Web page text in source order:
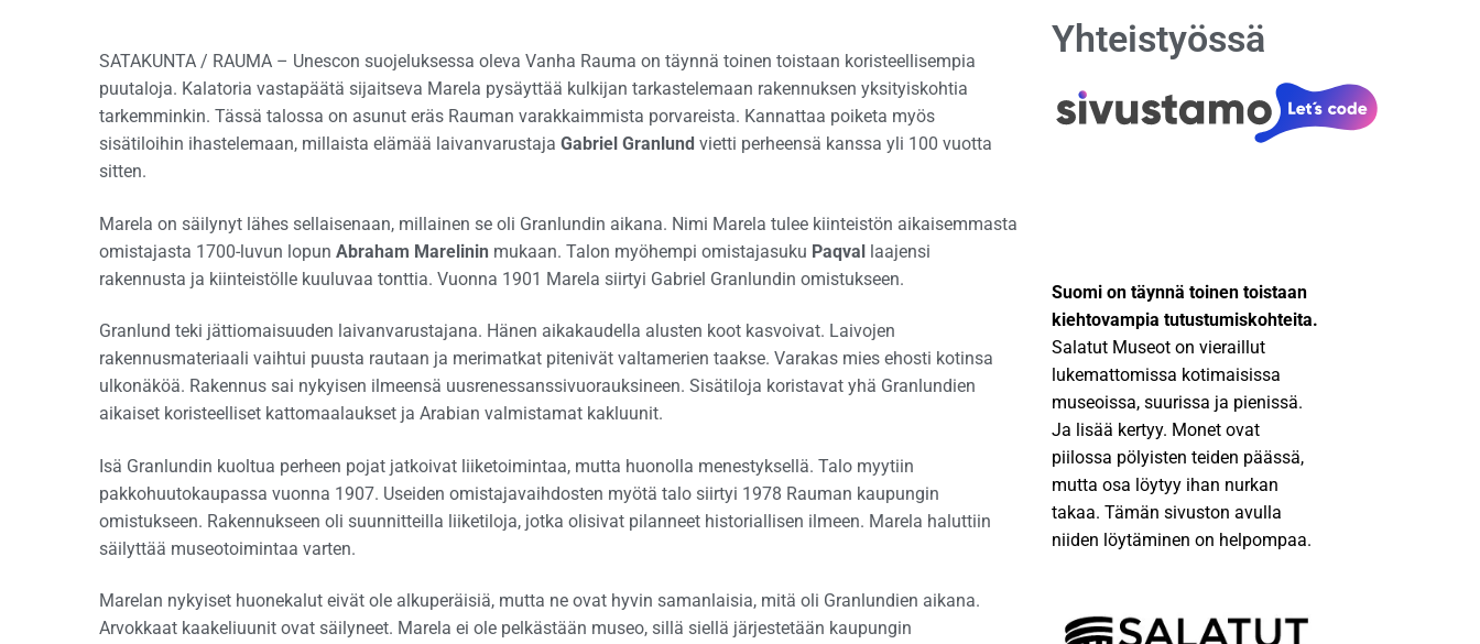
SATAKUNTA / RAUMA – Unescon suojeluksessa oleva Vanha Rauma on täynnä toinen toistaan koristeellisempia
puutaloja. Kalatoria vastapäätä sijaitseva Marela pysäyttää kulkijan tarkastelemaan rakennuksen yksityiskohtia
tarkemminkin. Tässä talossa on asunut eräs Rauman varakkaimmista porvareista. Kannattaa poiketa myös
sisätiloihin ihastelemaan, millaista elämää laivanvarustaja Gabriel Granlund vietti perheensä kanssa yli 100 vuotta
sitten.
Marela on säilynyt lähes sellaisenaan, millainen se oli Granlundin aikana. Nimi Marela tulee kiinteistön aikaisemmasta
omistajasta 1700-luvun lopun Abraham Marelinin mukaan. Talon myöhempi omistajasuku Paqval laajensi
rakennusta ja kiinteistölle kuuluvaa tonttia. Vuonna 1901 Marela siirtyi Gabriel Granlundin omistukseen.
Granlund teki jättiomaisuuden laivanvarustajana. Hänen aikakaudella alusten koot kasvoivat. Laivojen
rakennusmateriaali vaihtui puusta rautaan ja merimatkat pitenivät valtamerien taakse. Varakas mies ehosti kotinsa
ulkonäköä. Rakennus sai nykyisen ilmeensä uusrenessanssivuorauksineen. Sisätiloja koristavat yhä Granlundien
aikaiset koristeelliset kattomaalaukset ja Arabian valmistamat kakluunit.
Isä Granlundin kuoltua perheen pojat jatkoivat liiketoimintaa, mutta huonolla menestyksellä. Talo myytiin
pakkohuutokaupassa vuonna 1907. Useiden omistajavaihdosten myötä talo siirtyi 1978 Rauman kaupungin
omistukseen. Rakennukseen oli suunnitteilla liiketiloja, jotka olisivat pilanneet historiallisen ilmeen. Marela haluttiin
säilyttää museotoimintaa varten.
Marelan nykyiset huonekalut eivät ole alkuperäisiä, mutta ne ovat hyvin samanlaisia, mitä oli Granlundien aikana.
Arvokkaat kaakeliuunit ovat säilyneet. Marela ei ole pelkästään museo, sillä siellä järjestetään kaupungin
Yhteistyössä
Suomi on täynnä toinen toistaan
kiehtovampia tutustumiskohteita.
Salatut Museot on vieraillut
lukemattomissa kotimaisissa
museoissa, suurissa ja pienissä.
Ja lisää kertyy. Monet ovat
piilossa pölyisten teiden päässä,
mutta osa löytyy ihan nurkan
takaa. Tämän sivuston avulla
niiden löytäminen on helpompaa.